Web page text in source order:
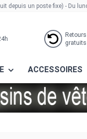
depuis un poste fixe) - Du
Retours
gratuits
ACCESSOIRES